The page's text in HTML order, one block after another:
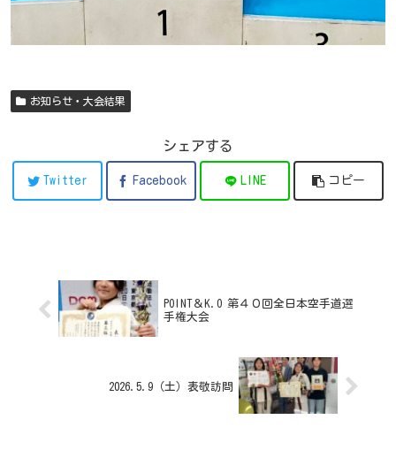
お知らせ・大会結果
シェアする
Twitter Facebook LINE コピー
​POINT＆K.O 第４０回全日本空手道選
手権大会
2026.5.9（土）表敬訪問